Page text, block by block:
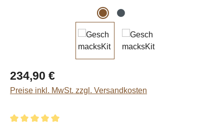
Regulärer Preis:
234,90 €
Preise inkl. MwSt. zzgl. Versandkosten